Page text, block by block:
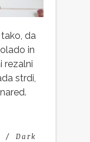
da
in
rezalni
strdi,
Dark